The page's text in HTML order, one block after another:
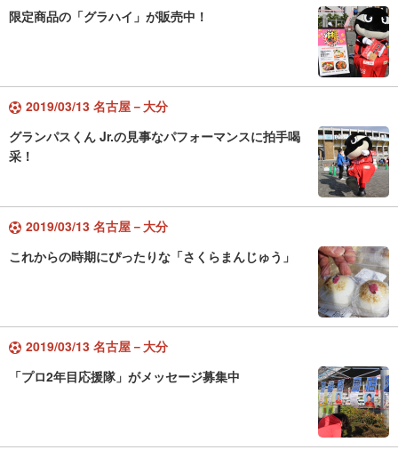
限定商品の「グラハイ」が販売中！
2019/03/13 名古屋－大分
グランパスくん Jr.の見事なパフォーマンスに拍手喝
采！
2019/03/13 名古屋－大分
これからの時期にぴったりな「さくらまんじゅう」
2019/03/13 名古屋－大分
「プロ2年目応援隊」がメッセージ募集中